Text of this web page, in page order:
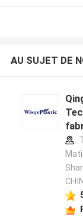
AU SUJET DE